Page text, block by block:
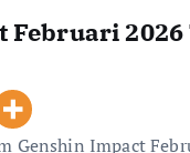
Februari
Genshin Impact